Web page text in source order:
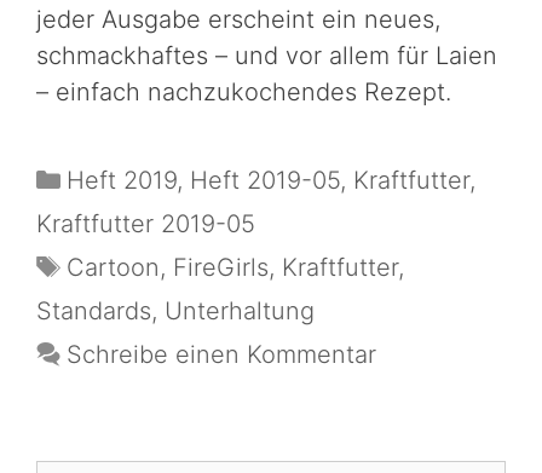
jeder Ausgabe erscheint ein neues,
schmackhaftes – und vor allem für Laien
– einfach nachzukochendes Rezept.
Heft 2019, Heft 2019-05, Kraftfutter,
Kraftfutter 2019-05
Cartoon, FireGirls, Kraftfutter,
Standards, Unterhaltung
Schreibe einen Kommentar